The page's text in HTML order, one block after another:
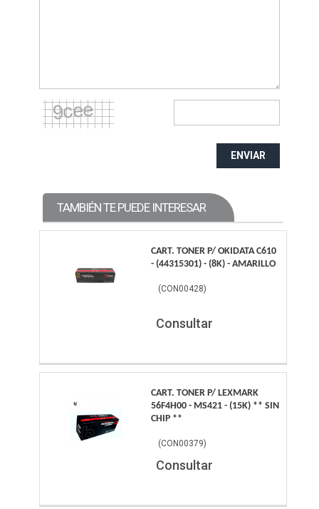
ENVIAR
TAMBIÉN TE PUEDE INTERESAR
CART. TONER P/ OKIDATA C610
- (44315301) - (8K) - AMARILLO
(CON00428)
Consultar
CART. TONER P/ LEXMARK
56F4H00 - MS421 - (15K) ** SIN
CHIP **
(CON00379)
Consultar